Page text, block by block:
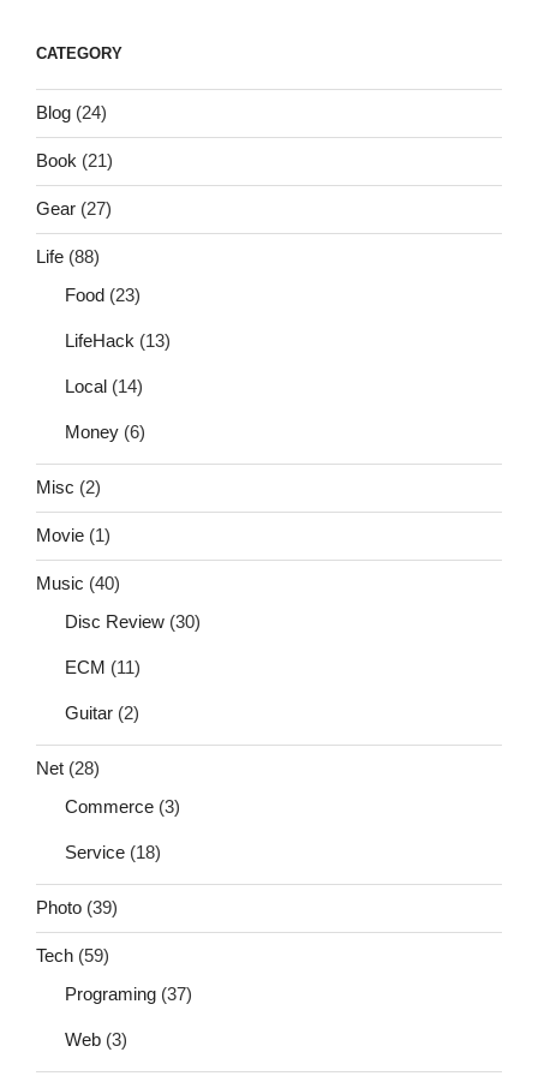
CATEGORY
Blog (24)
Book (21)
Gear (27)
Life (88)
Food (23)
LifeHack (13)
Local (14)
Money (6)
Misc (2)
Movie (1)
Music (40)
Disc Review (30)
ECM (11)
Guitar (2)
Net (28)
Commerce (3)
Service (18)
Photo (39)
Tech (59)
Programing (37)
Web (3)